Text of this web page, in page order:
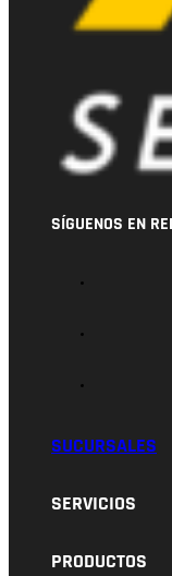
SÍGUENOS EN
SUCURSALES
SERVICIOS
PRODUCTOS